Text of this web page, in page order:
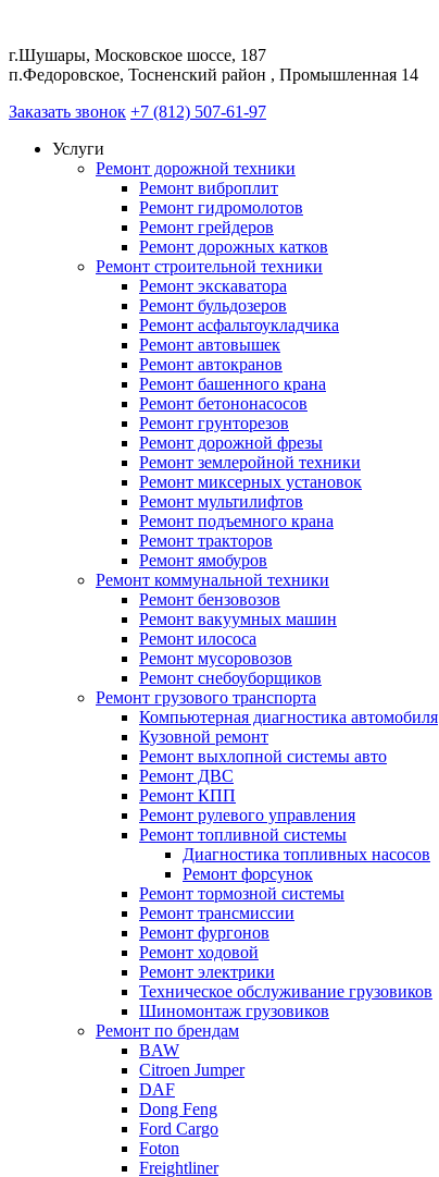
г.Шушары, Московское шоссе, 187
п.Федоровское, Тосненский район , Промышленная 14
Заказать звонок +7 (812) 507-61-97
Услуги
Ремонт дорожной техники
Ремонт виброплит
Ремонт гидромолотов
Ремонт грейдеров
Ремонт дорожных катков
Ремонт строительной техники
Ремонт экскаватора
Ремонт бульдозеров
Ремонт асфальтоукладчика
Ремонт автовышек
Ремонт автокранов
Ремонт башенного крана
Ремонт бетононасосов
Ремонт грунторезов
Ремонт дорожной фрезы
Ремонт землеройной техники
Ремонт миксерных установок
Ремонт мультилифтов
Ремонт подъемного крана
Ремонт тракторов
Ремонт ямобуров
Ремонт коммунальной техники
Ремонт бензовозов
Ремонт вакуумных машин
Ремонт илососа
Ремонт мусоровозов
Ремонт снебоуборщиков
Ремонт грузового транспорта
Компьютерная диагностика автомобиля
Кузовной ремонт
Ремонт выхлопной системы авто
Ремонт ДВС
Ремонт КПП
Ремонт рулевого управления
Ремонт топливной системы
Диагностика топливных насосов
Ремонт форсунок
Ремонт тормозной системы
Ремонт трансмиссии
Ремонт фургонов
Ремонт ходовой
Ремонт электрики
Техническое обслуживание грузовиков
Шиномонтаж грузовиков
Ремонт по брендам
BAW
Citroen Jumper
DAF
Dong Feng
Ford Cargo
Foton
Freightliner